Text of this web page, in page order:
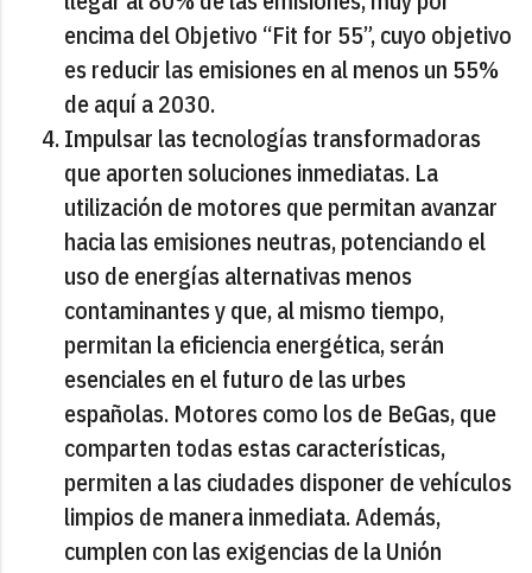
encima del Objetivo “Fit for 55”, cuyo objetivo
es reducir las emisiones en al menos un 55%
de aquí a 2030.
Impulsar las tecnologías transformadoras
que aporten soluciones inmediatas. La
utilización de motores que permitan avanzar
hacia las emisiones neutras, potenciando el
uso de energías alternativas menos
contaminantes y que, al mismo tiempo,
permitan la eficiencia energética, serán
esenciales en el futuro de las urbes
españolas. Motores como los de BeGas, que
comparten todas estas características,
permiten a las ciudades disponer de vehículos
limpios de manera inmediata. Además,
cumplen con las exigencias de la Unión